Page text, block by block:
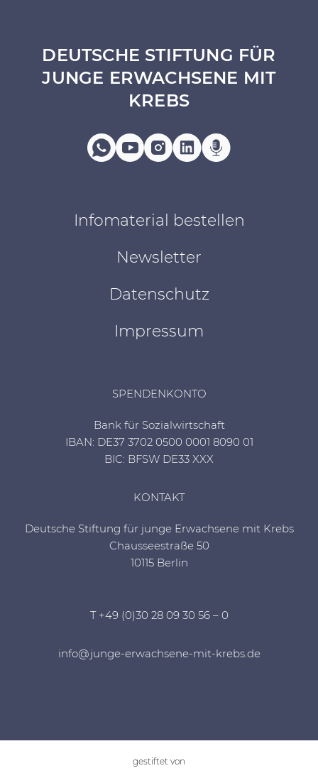
DEUTSCHE STIFTUNG FÜR
JUNGE ERWACHSENE MIT
KREBS
Infomaterial bestellen
Newsletter
Datenschutz
Impressum
SPENDENKONTO
Bank für Sozialwirtschaft
IBAN: DE37 3702 0500 0001 8090 01
BIC: BFSW DE33 XXX
KONTAKT
Deutsche Stiftung für junge Erwachsene mit Krebs
Chausseestraße 50
10115 Berlin
T +49 (0)30 28 09 30 56 – 0
info@junge-erwachsene-mit-krebs.de
gestiftet von